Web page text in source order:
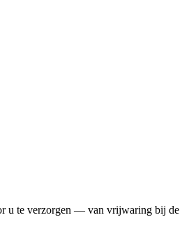
u te verzorgen — van vrijwaring bij de